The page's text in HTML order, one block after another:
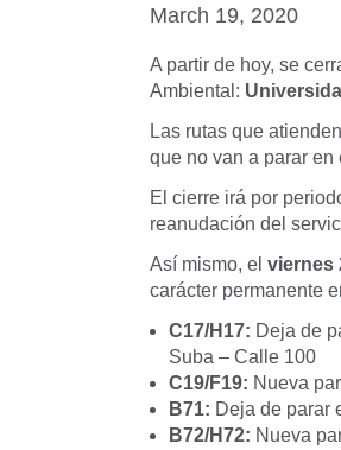
March 19, 2020
A partir de hoy, se
Ambiental:
Las rutas que
que no van a parar en
El cierre irá por
reanudación del
Así mismo, el viernes
carácter permanente
C17/H17: Deja de
Suba – Calle 100
C19/F19: Nueva
B71: Deja de parar
B72/H72: Nueva